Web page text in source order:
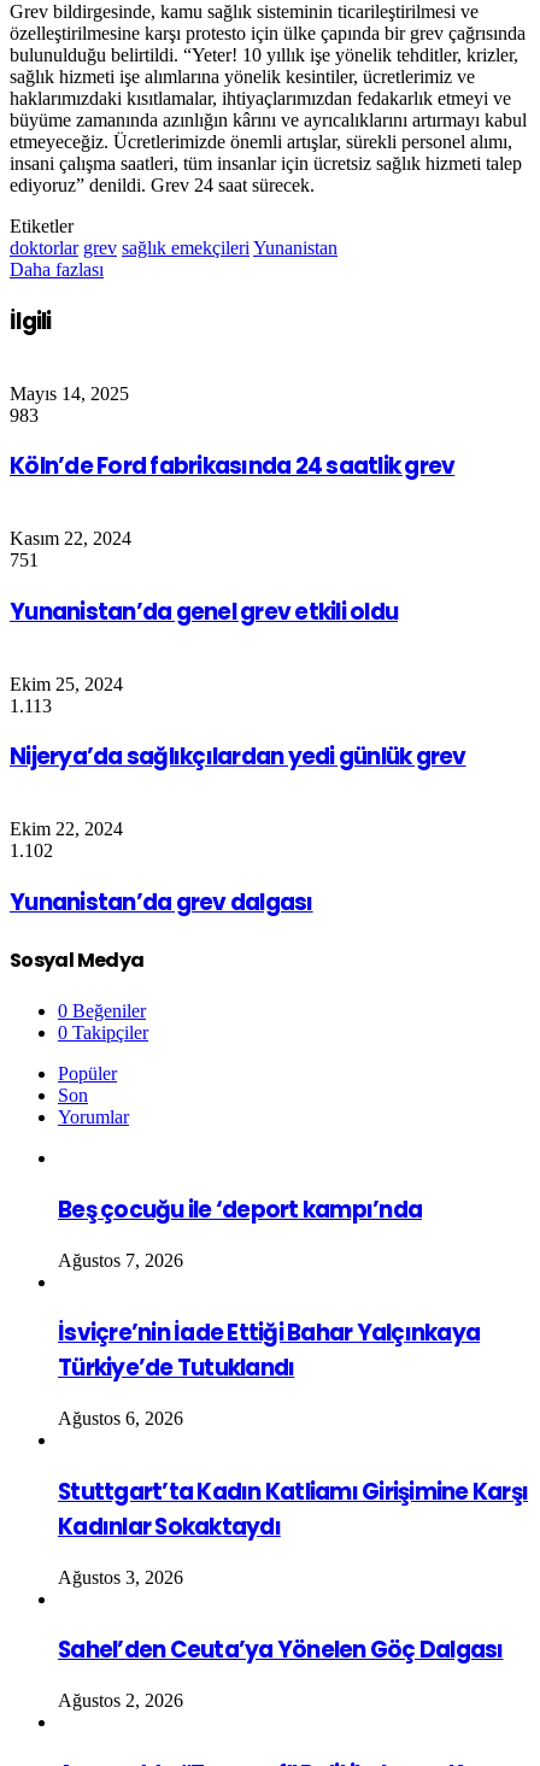
Grev bildirgesinde, kamu sağlık sisteminin ticarileştirilmesi ve
özelleştirilmesine karşı protesto için ülke çapında bir grev çağrısında
bulunulduğu belirtildi. “Yeter! 10 yıllık işe yönelik tehditler, krizler,
sağlık hizmeti işe alımlarına yönelik kesintiler, ücretlerimiz ve
haklarımızdaki kısıtlamalar, ihtiyaçlarımızdan fedakarlık etmeyi ve
büyüme zamanında azınlığın kârını ve ayrıcalıklarını artırmayı kabul
etmeyeceğiz. Ücretlerimizde önemli artışlar, sürekli personel alımı,
insani çalışma saatleri, tüm insanlar için ücretsiz sağlık hizmeti talep
ediyoruz” denildi. Grev 24 saat sürecek.
Etiketler
doktorlar grev sağlık emekçileri Yunanistan
Daha fazlası
İlgili
Mayıs 14, 2025
983
Köln’de Ford fabrikasında 24 saatlik grev
Kasım 22, 2024
751
Yunanistan’da genel grev etkili oldu
Ekim 25, 2024
1.113
Nijerya’da sağlıkçılardan yedi günlük grev
Ekim 22, 2024
1.102
Yunanistan’da grev dalgası
Sosyal Medya
0 Beğeniler
0 Takipçiler
Popüler
Son
Yorumlar
Beş çocuğu ile ‘deport kampı’nda
Ağustos 7, 2026
İsviçre’nin İade Ettiği Bahar Yalçınkaya
Türkiye’de Tutuklandı
Ağustos 6, 2026
Stuttgart’ta Kadın Katliamı Girişimine Karşı
Kadınlar Sokaktaydı
Ağustos 3, 2026
Sahel’den Ceuta’ya Yönelen Göç Dalgası
Ağustos 2, 2026